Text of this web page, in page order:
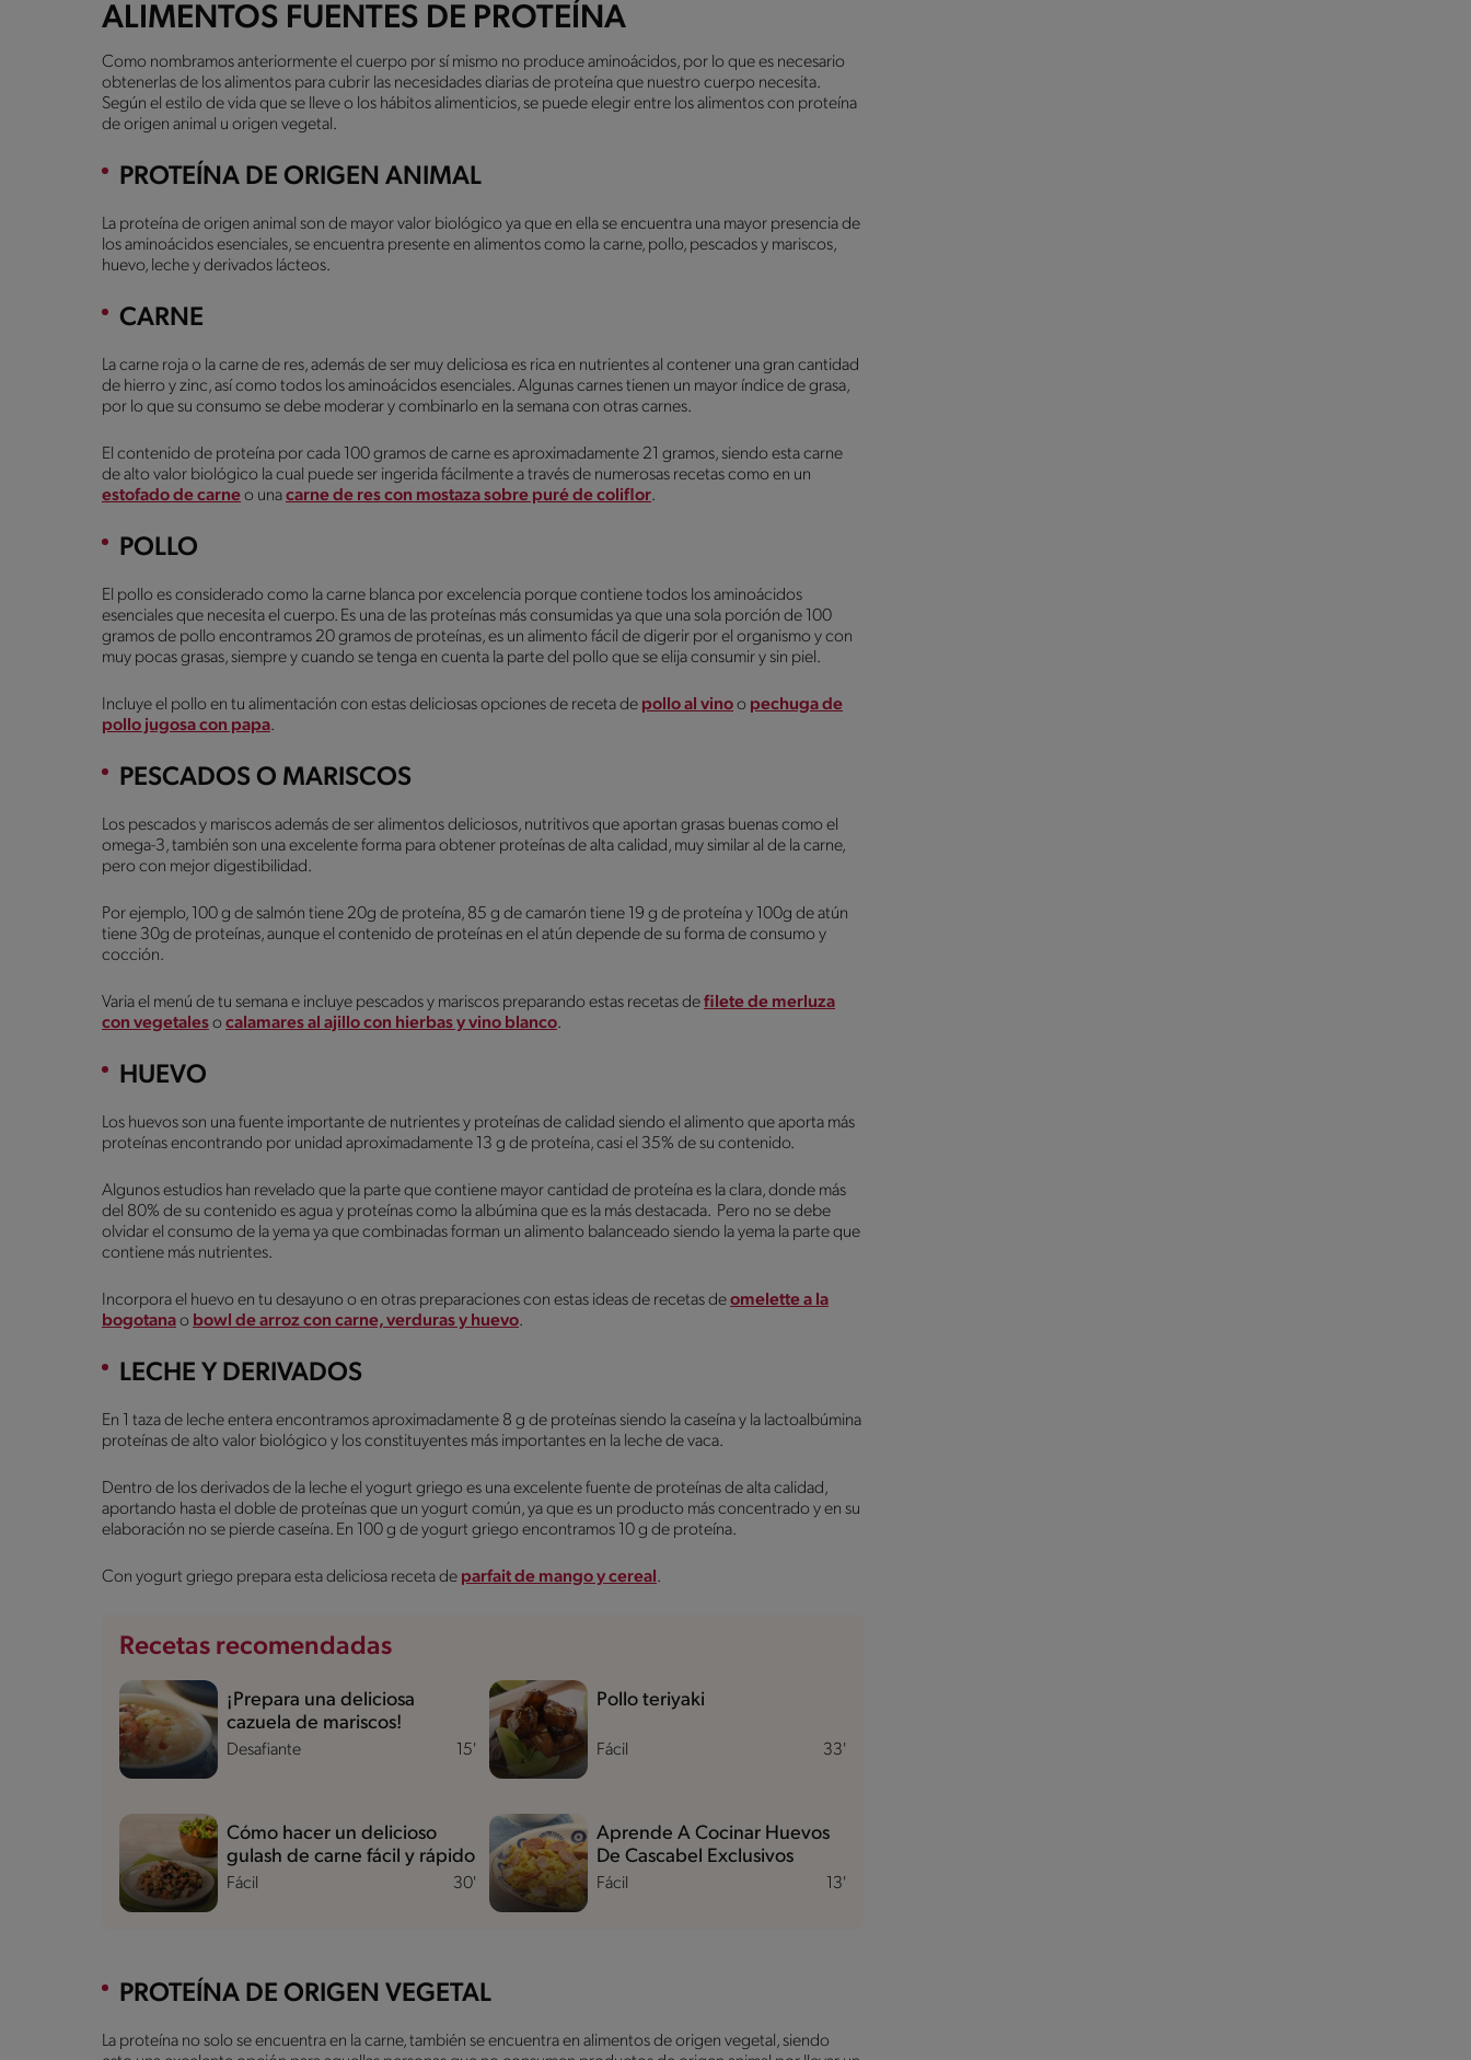
ALIMENTOS FUENTES DE PROTEÍNA
Como nombramos anteriormente el cuerpo por sí mismo no produce aminoácidos, por lo que es necesario
obtenerlas de los alimentos para cubrir las necesidades diarias de proteína que nuestro cuerpo necesita.
Según el estilo de vida que se lleve o los hábitos alimenticios, se puede elegir entre los alimentos con proteína
de origen animal u origen vegetal.
PROTEÍNA DE ORIGEN ANIMAL
La proteína de origen animal son de mayor valor biológico ya que en ella se encuentra una mayor presencia de
los aminoácidos esenciales, se encuentra presente en alimentos como la carne, pollo, pescados y mariscos,
huevo, leche y derivados lácteos.
CARNE
La carne roja o la carne de res, además de ser muy deliciosa es rica en nutrientes al contener una gran cantidad
de hierro y zinc, así como todos los aminoácidos esenciales. Algunas carnes tienen un mayor índice de grasa,
por lo que su consumo se debe moderar y combinarlo en la semana con otras carnes.
El contenido de proteína por cada 100 gramos de carne es aproximadamente 21 gramos, siendo esta carne
de alto valor biológico la cual puede ser ingerida fácilmente a través de numerosas recetas como en un
estofado de carneo unacarne de res con mostaza sobre puré de coliflor.
POLLO
El pollo es considerado como la carne blanca por excelencia porque contiene todos los aminoácidos
esenciales que necesita el cuerpo. Es una de las proteínas más consumidas ya que una sola porción de 100
gramos de pollo encontramos 20 gramos de proteínas, es un alimento fácil de digerir por el organismo y con
muy pocas grasas, siempre y cuando se tenga en cuenta la parte del pollo que se elija consumir y sin piel.
Incluye el pollo en tu alimentación con estas deliciosas opciones de receta de pollo al vinoo pechuga de
pollo jugosa con papa.
PESCADOS O MARISCOS
Los pescados y mariscos además de ser alimentos deliciosos, nutritivos que aportan grasas buenas como el
omega-3, también son una excelente forma para obtener proteínas de alta calidad, muy similar al de la carne,
pero con mejor digestibilidad.
Por ejemplo, 100 g de salmón tiene 20g de proteína, 85 g de camarón tiene 19 g de proteína y 100g de atún
tiene 30g de proteínas, aunque el contenido de proteínas en el atún depende de su forma de consumo y
cocción.
Varia el menú de tu semana e incluye pescados y mariscos preparando estas recetas defilete de merluza
con vegetaleso calamares al ajillo con hierbas y vino blanco.
HUEVO
Los huevos son una fuente importante de nutrientes y proteínas de calidad siendo el alimento que aporta más
proteínas encontrando por unidad aproximadamente 13 g de proteína, casi el 35% de su contenido.
Algunos estudios han revelado que la parte que contiene mayor cantidad de proteína es la clara, donde más
del 80% de su contenido es agua y proteínas como la albúmina que es la más destacada. Pero no se debe
olvidar el consumo de la yema ya que combinadas forman un alimento balanceado siendo la yema la parte que
contiene más nutrientes.
Incorpora el huevo en tu desayuno o en otras preparaciones con estas ideas de recetas deomelette a la
bogotanao bowl de arroz con carne, verduras y huevo.
LECHE Y DERIVADOS
En 1 taza de leche entera encontramos aproximadamente 8 g de proteínas siendo la caseína y la lactoalbúmina
proteínas de alto valor biológico y los constituyentes más importantes en la leche de vaca.
Dentro de los derivados de la leche el yogurt griego es una excelente fuente de proteínas de alta calidad,
aportando hasta el doble de proteínas que un yogurt común, ya que es un producto más concentrado y en su
elaboración no se pierde caseína. En 100 g de yogurt griego encontramos 10 g de proteína.
Con yogurt griego prepara esta deliciosa receta de parfait de mango y cereal .
Recetas recomendadas
Desafiante 15'
¡Prepara una deliciosa
cazuela de mariscos!
Fácil 33'
Pollo teriyaki
Fácil 30'
Cómo hacer un delicioso
gulash de carne fácil y rápido
Fácil 13'
Aprende A Cocinar Huevos
De Cascabel Exclusivos
PROTEÍNA DE ORIGEN VEGETAL
La proteína no solo se encuentra en la carne, también se encuentra en alimentos de origen vegetal, siendo